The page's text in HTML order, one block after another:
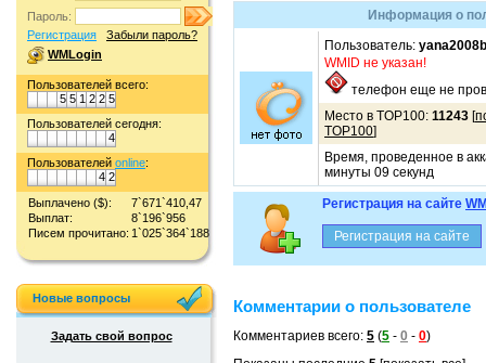
Пароль:
Регистрация
Забыли пароль?
WMLogin
Пользователей всего:
5 5 1 2 2 5
Пользователей сегодня:
4
Пользователей online:
4 2
Выплачено ($):
7`671`410,47
Выплат:
8`196`956
Писем прочитано: 1`025`364`188
Новые вопросы
Задать свой вопрос
Информация о
Пользователь: yana2008b
WMID не указан!
телефон еще не
Место в TOP100: 11243 [
TOP100]
Время, проведенное в
минуты 09 секунд
Регистрация на сайте
Комментарии о пользователе
Комментариев всего: 5 (5 - 0 - 0)